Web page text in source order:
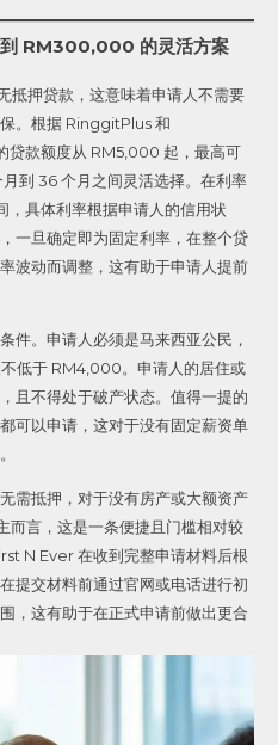
RM300,000 的灵活方案
抵押贷款，这意味着申请人不需要
。根据 RinggitPlus 和
款额度从 RM5,000 起，最高可
到 36 个月之间灵活选择。在利率
，具体利率根据申请人的信用状
一旦确定即为固定利率，在整个贷
波动而调整，这有助于申请人提前
件。申请人必须是马来西亚公民，
低于 RM4,000。申请人的居住或
且不得处于破产状态。值得一提的
可以申请，这对于没有固定薪资单
需抵押，对于没有房产或大额资产
而言，这是一条便捷且门槛相对较
N Ever 在收到完整申请材料后根
提交材料前通过官网或电话进行初
，这有助于在正式申请前做出更合